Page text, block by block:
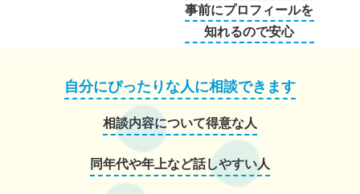
事前にプロフィールを
知れるので安心
自分にぴったりな人に相談できます
相談内容について得意な人
同年代や年上など話しやすい人